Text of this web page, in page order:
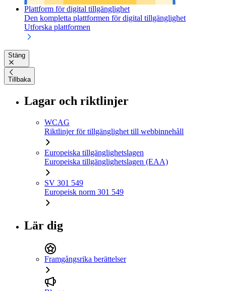
Plattform för digital tillgänglighet
Den kompletta plattformen för digital tillgänglighet
Utforska plattformen
Stäng
Tillbaka
Lagar och riktlinjer
WCAG
Riktlinjer för tillgänglighet till webbinnehåll
Europeiska tillgänglighetslagen
Europeiska tillgänglighetslagen (EAA)
SV 301 549
Europeisk norm 301 549
Lär dig
Framgångsrika berättelser